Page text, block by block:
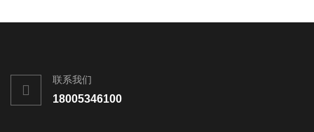
联系我们
18005346100